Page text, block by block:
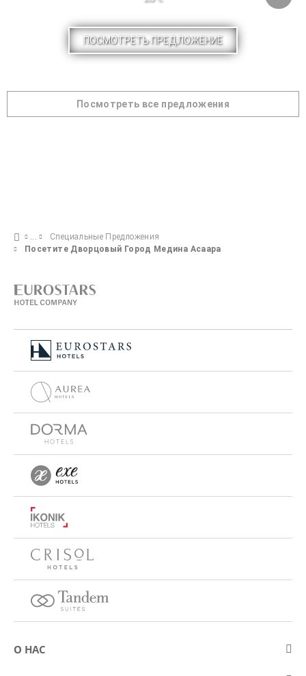
ПОСМОТРЕТЬ ПРЕДЛОЖЕНИЕ
Посмотреть все предложения
Специальные Предложения
Посетите Дворцовый Город Медина Асаара
О НАС